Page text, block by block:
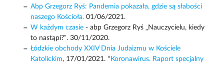
Abp Grzegorz Ryś: Pandemia pokazała, gdzie są słabości
naszego Kościoła.01/06/2021.
W każdym czasie- abp Grzegorz Ryś „Nauczycielu, kiedy
to nastąpi?”. 30/11/2020.
Łódzkie obchody XXIV Dnia Judaizmu w Kościele
Katolickim, 17/01/2021. * Koronawirus. Raport specjalny